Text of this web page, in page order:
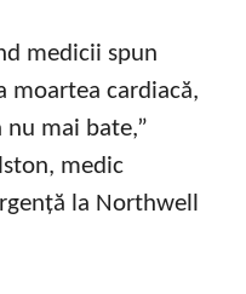
medicii spun
moartea cardiacă,
nu mai bate,”
medic
la Northwell